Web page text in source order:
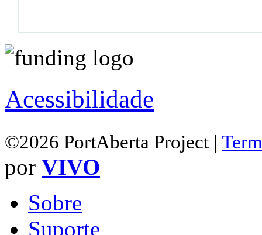
Acessibilidade
©2026 PortAberta Project |
por VIVO
Sobre
Suporte